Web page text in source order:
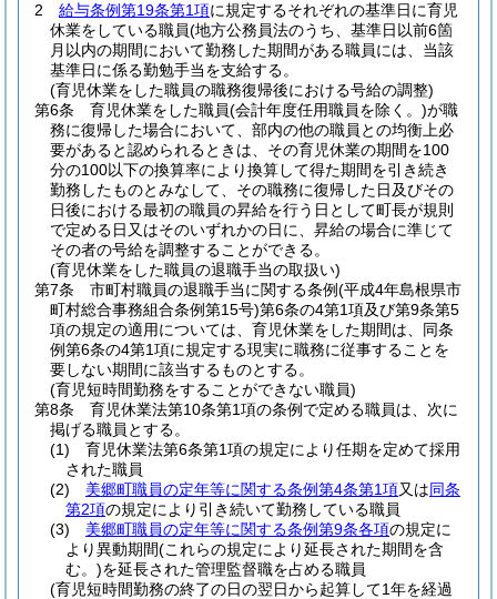
2
給与条例第19条第1項に規定するそれぞれの基準日に育児
休業をしている職員(地方公務員法のうち、基準日以前6箇
月以内の期間において勤務した期間がある職員には、当該
基準日に係る勤勉手当を支給する。
(育児休業をした職員の職務復帰後における号給の調整)
第6条
育児休業をした職員(会計年度任用職員を除く。)が職
務に復帰した場合において、部内の他の職員との均衡上必
要があると認められるときは、その育児休業の期間を100
分の100以下の換算率により換算して得た期間を引き続き
勤務したものとみなして、その職務に復帰した日及びその
日後における最初の職員の昇給を行う日として町長が規則
で定める日又はそのいずれかの日に、昇給の場合に準じて
その者の号給を調整することができる。
(育児休業をした職員の退職手当の取扱い)
第7条
市町村職員の退職手当に関する条例(平成4年島根県市
町村総合事務組合条例第15号)第6条の4第1項及び第9条第5
項の規定の適用については、育児休業をした期間は、同条
例第6条の4第1項に規定する現実に職務に従事することを
要しない期間に該当するものとする。
(育児短時間勤務をすることができない職員)
第8条
育児休業法第10条第1項の条例で定める職員は、次に
掲げる職員とする。
(1)
育児休業法第6条第1項の規定により任期を定めて採用
された職員
(2)
美郷町職員の定年等に関する条例第4条第1項又は同条
第2項の規定により引き続いて勤務している職員
(3)
美郷町職員の定年等に関する条例第9条各項の規定に
より異動期間(これらの規定により延長された期間を含
む。)を延長された管理監督職を占める職員
(育児短時間勤務の終了の日の翌日から起算して1年を経過